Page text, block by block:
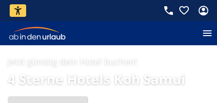
Jetzt günstig dein Hotel buchen!
4 Sterne Hotels Koh Samui